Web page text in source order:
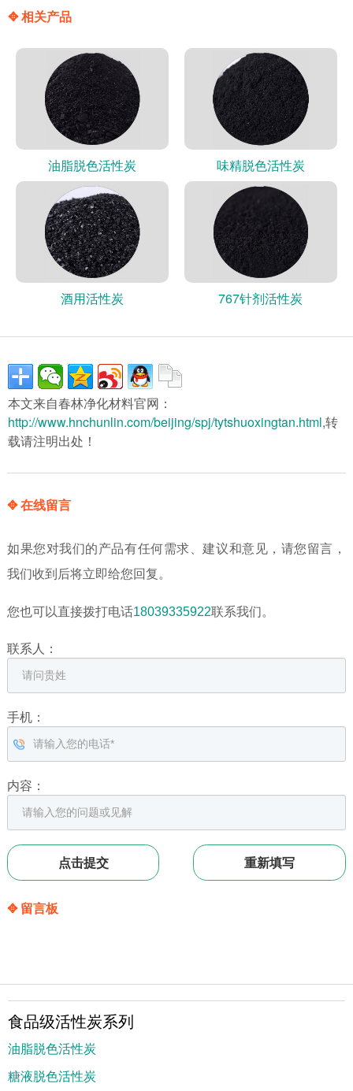
✥ 相关产品
油脂脱色活性炭 味精脱色活性炭
酒用活性炭 767针剂活性炭
本文来自春林净化材料官网：
http://www.hnchunlin.com/beijing/spj/tytshuoxingtan.html,转
载请注明出处！
✥ 在线留言
如果您对我们的产品有任何需求、建议和意见，请您留言，
我们收到后将立即给您回复。
您也可以直接拨打电话18039335922联系我们。
联系人：
手机：
内容：
✥ 留言板
食品级活性炭系列
油脂脱色活性炭
糖液脱色活性炭